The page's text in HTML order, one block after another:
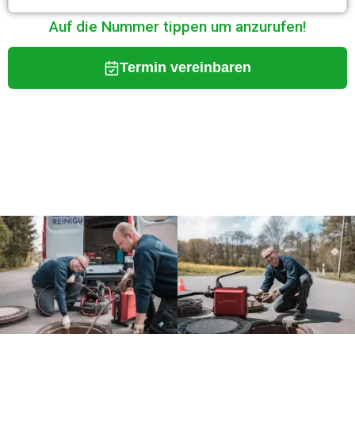
Auf die Nummer tippen um anzurufen!
Termin vereinbaren